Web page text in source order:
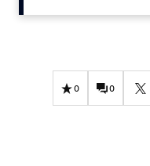
Effectiviteit
Gedragsverandering
0 0